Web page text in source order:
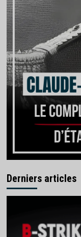
Derniers articles